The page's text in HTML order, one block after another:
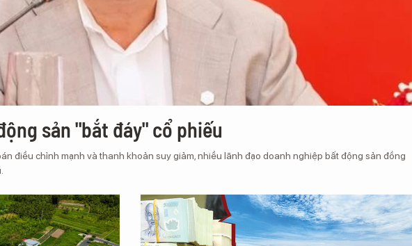
sản "bắt đáy" cổ phiếu
điều chỉnh mạnh và thanh khoản suy giảm, nhiều lãnh đạo doanh nghiệp bất động sản đồng